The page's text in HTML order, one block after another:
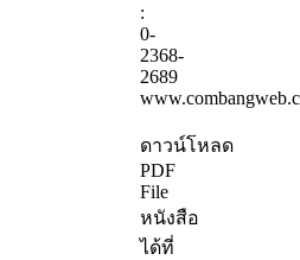
:
0-
2368-
2689
ดาวน์โหลด
PDF
File
หนังสือ
ได้ที่